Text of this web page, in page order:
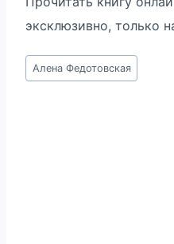
эксклюзивно, только
Метки
записи:
Алена Федотовская